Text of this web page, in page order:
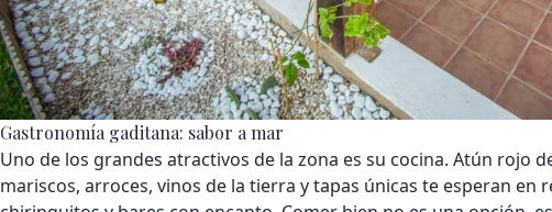
Gastronomía gaditana: sabor a mar
Uno de los grandes atractivos de la zona es su cocina. Atún rojo
mariscos, arroces, vinos de la tierra y tapas únicas te esperan en